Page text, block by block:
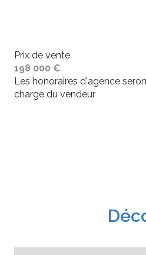
Prix de vente
198 000 €
Les honoraires d'agence
charge du vendeur